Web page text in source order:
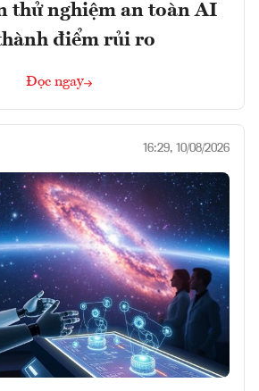
thử nghiệm an toàn AI
điểm rủi ro
Đọc ngay
16:29, 10/08/2026